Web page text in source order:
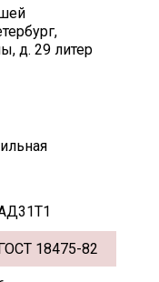
д. 29 литер
18475-82